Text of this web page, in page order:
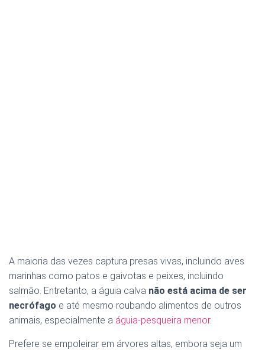
A maioria das vezes captura presas vivas, incluindo aves
marinhas como patos e gaivotas e peixes, incluindo
salmão. Entretanto, a águia calva não está acima de ser
necrófago e até mesmo roubando alimentos de outros
animais, especialmente a águia-pesqueira menor.
Prefere se empoleirar em árvores altas, embora seja um